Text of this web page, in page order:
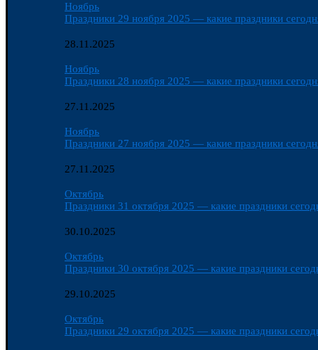
Ноябрь
Праздники 29 ноября 2025 — какие праздники
28.11.2025
Ноябрь
Праздники 28 ноября 2025 — какие праздники
27.11.2025
Ноябрь
Праздники 27 ноября 2025 — какие праздники
27.11.2025
Октябрь
Праздники 31 октября 2025 — какие праздники
30.10.2025
Октябрь
Праздники 30 октября 2025 — какие праздники
29.10.2025
Октябрь
Праздники 29 октября 2025 — какие праздники